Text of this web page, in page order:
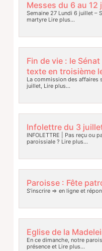
Messes du 6 au 12
Semaine 27 Lundi 6 juillet –
martyreLire plus…
Fin de vie : le
texte en troisième
La commission des affaires
juillet, Lire plus…
Infolettre du 3
INFOLETTRE | Pas reçu ou
paroissiale ? Lire plus…
Paroisse : Fête
S’inscrire => en ligne et
Eglise de la
En ce dimanche, notre
présence etLire plus…